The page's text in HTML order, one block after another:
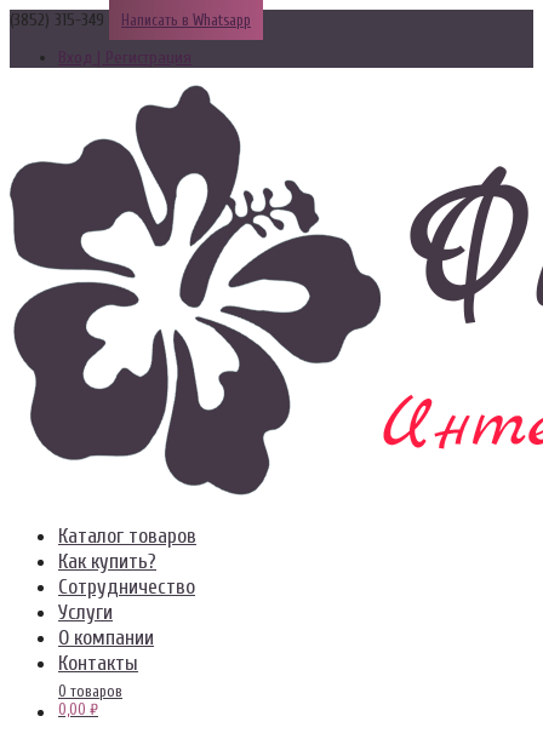
(3852) 315-349 Написать в Whatsapp
Вход | Регистрация
Каталог товаров
Как купить?
Сотрудничество
Услуги
О компании
Контакты
0 товаров
0,00 ₽